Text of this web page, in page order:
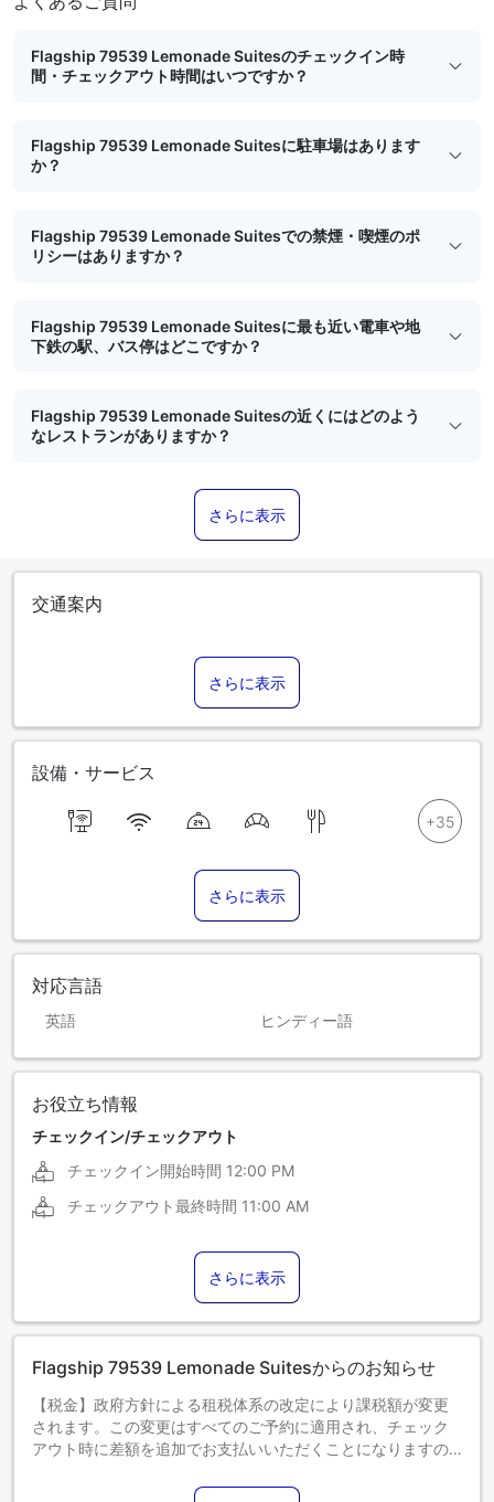
Flagship 79539 Lemonade Suitesのチェックイン時
間・チェックアウト時間はいつですか？
Flagship 79539 Lemonade Suitesに駐車場はあります
か？
Flagship 79539 Lemonade Suitesでの禁煙・喫煙のポ
リシーはありますか？
Flagship 79539 Lemonade Suitesに最も近い電車や地
下鉄の駅、バス停はどこですか？
Flagship 79539 Lemonade Suitesの近くにはどのよう
なレストランがありますか？
さらに表示
交通案内
さらに表示
設備・サービス
さらに表示
対応言語
英語 ヒンディー語
お役立ち情報
チェックイン/チェックアウト
チェックイン開始時間 12:00 PM
チェックアウト最終時間 11:00 AM
さらに表示
Flagship 79539 Lemonade Suitesからのお知らせ
【税金】政府方針による租税体系の改定により課税額が変更
されます。この変更はすべてのご予約に適用され、チェック
アウト時に差額を追加でお支払いいただくことになりますの